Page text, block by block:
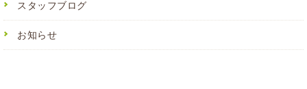
スタッフブログ
お知らせ